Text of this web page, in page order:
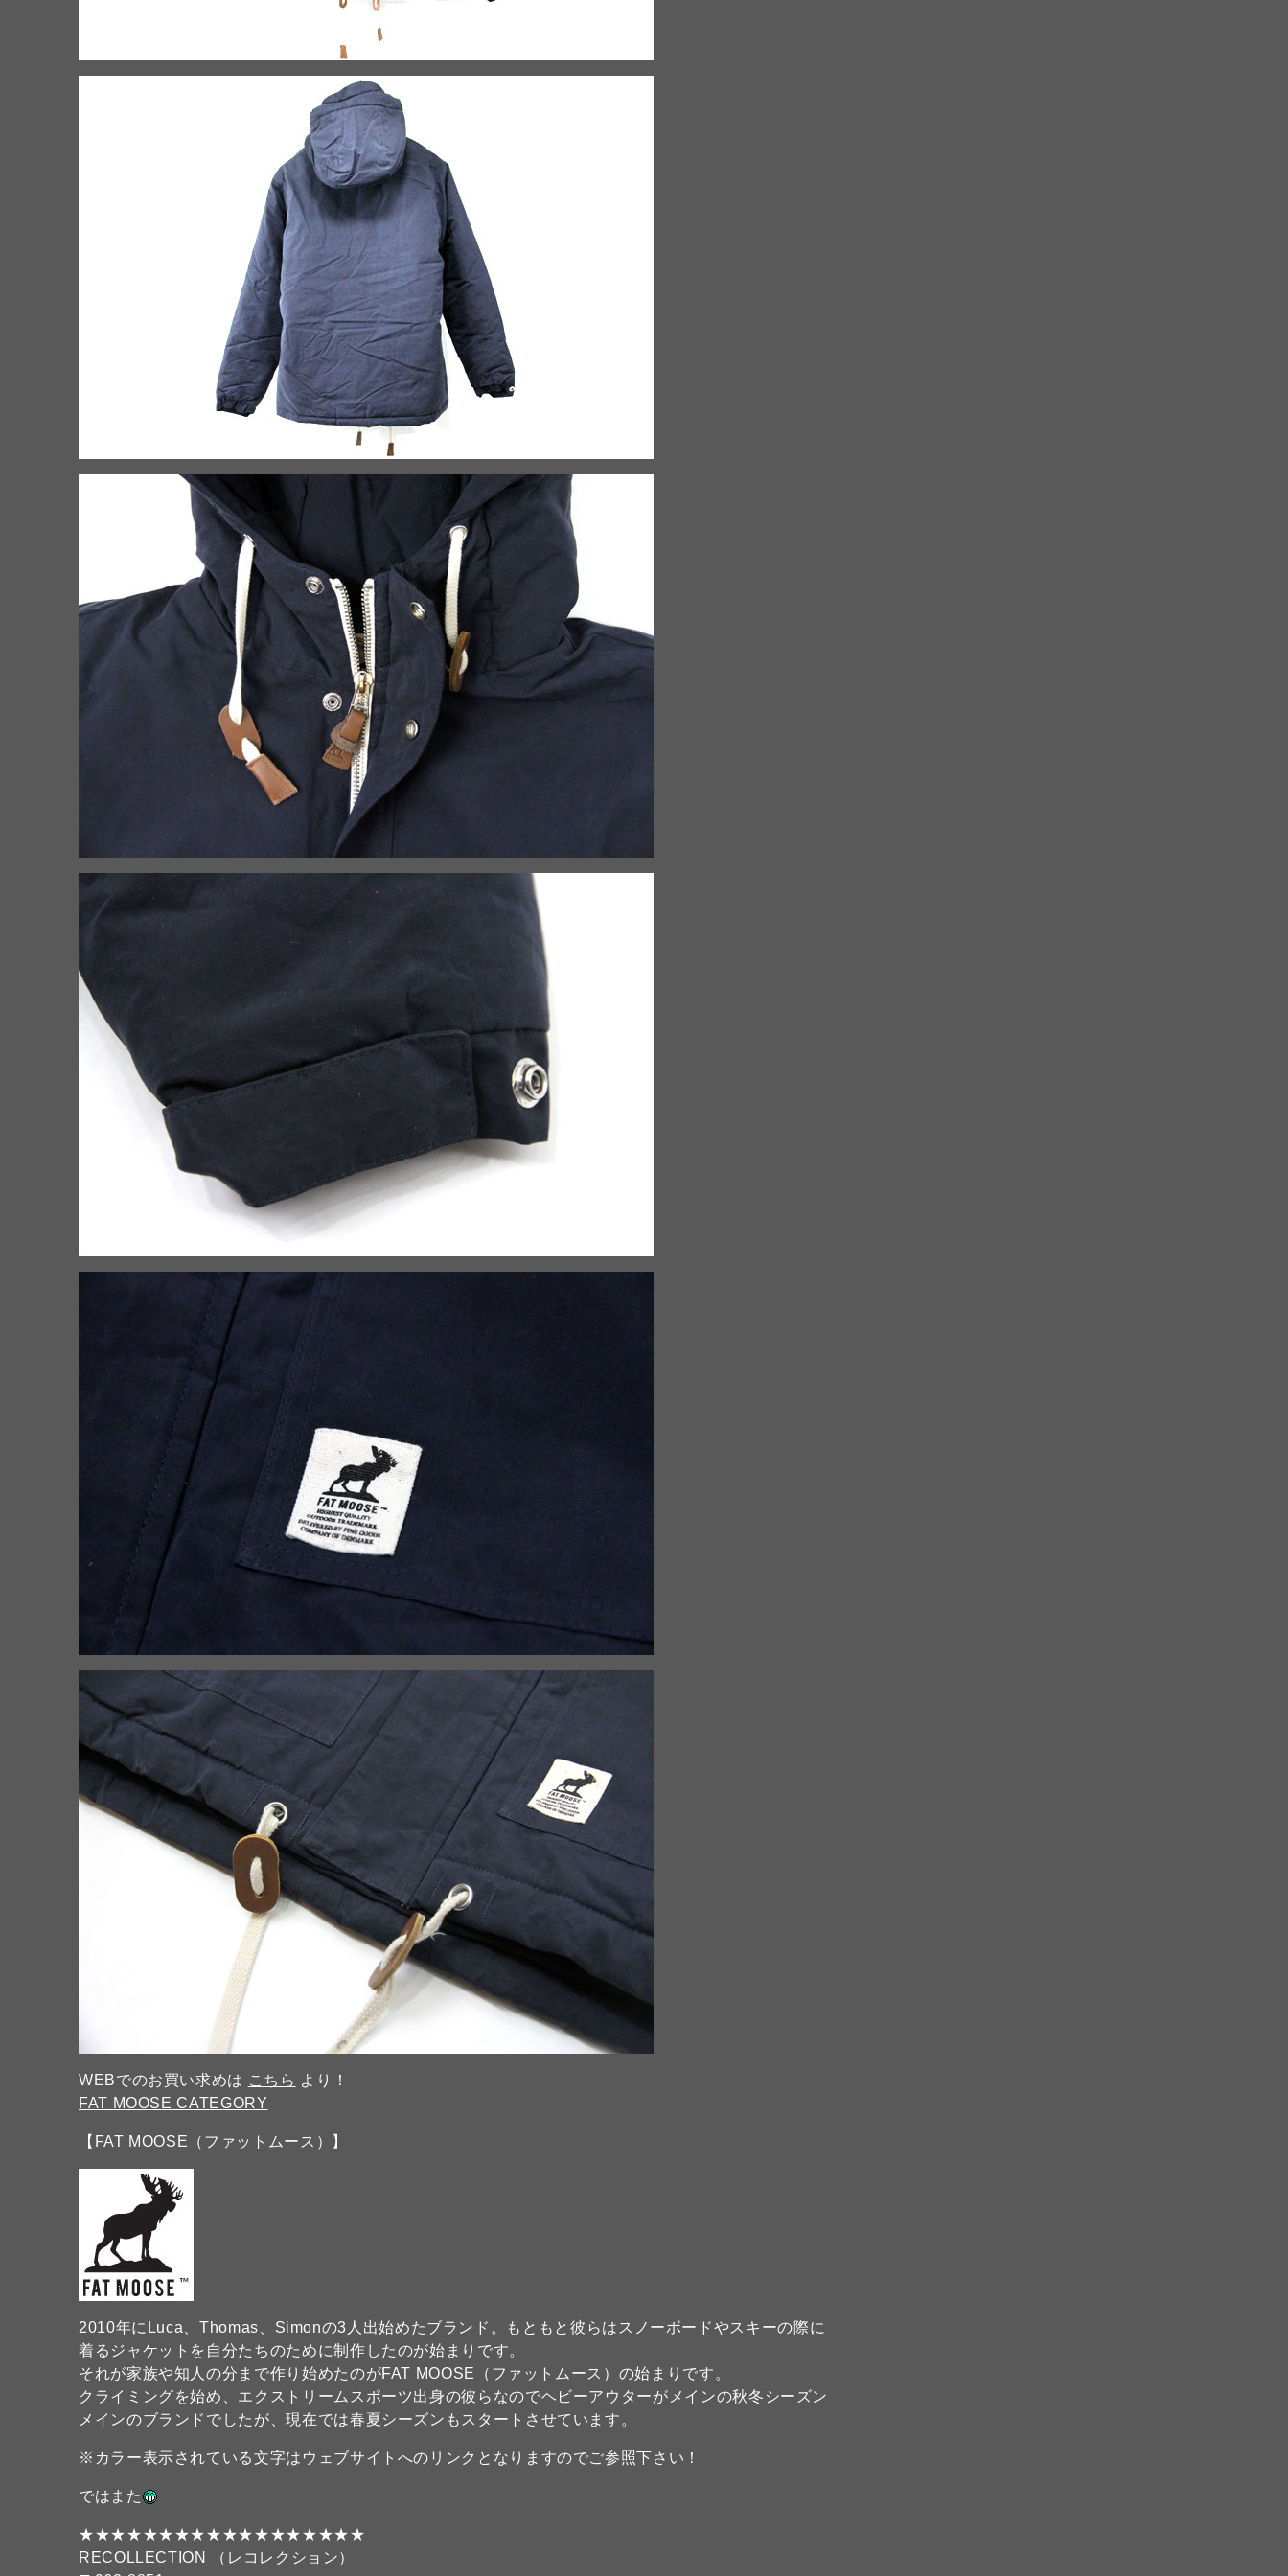
WEBでのお買い求めは こちら より！
FAT MOOSE CATEGORY
【FAT MOOSE（ファットムース）】
2010年にLuca、Thomas、Simonの3人出始めたブランド。もともと彼らはスノーボードやスキーの際に
着るジャケットを自分たちのために制作したのが始まりです。
それが家族や知人の分まで作り始めたのがFAT MOOSE（ファットムース）の始まりです。
クライミングを始め、エクストリームスポーツ出身の彼らなのでヘビーアウターがメインの秋冬シーズン
メインのブランドでしたが、現在では春夏シーズンもスタートさせています。
※カラー表示されている文字はウェブサイトへのリンクとなりますのでご参照下さい！
ではまた
★★★★★★★★★★★★★★★★★★
RECOLLECTION （レコレクション）